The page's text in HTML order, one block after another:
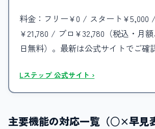
料金：フリー¥0 / スタート¥5,000
¥21,780 / プロ¥32,780（税込・月額
日無料）。最新は公式サイトでご確
Lステップ 公式サイト ›
主要機能の対応一覧（○×早見